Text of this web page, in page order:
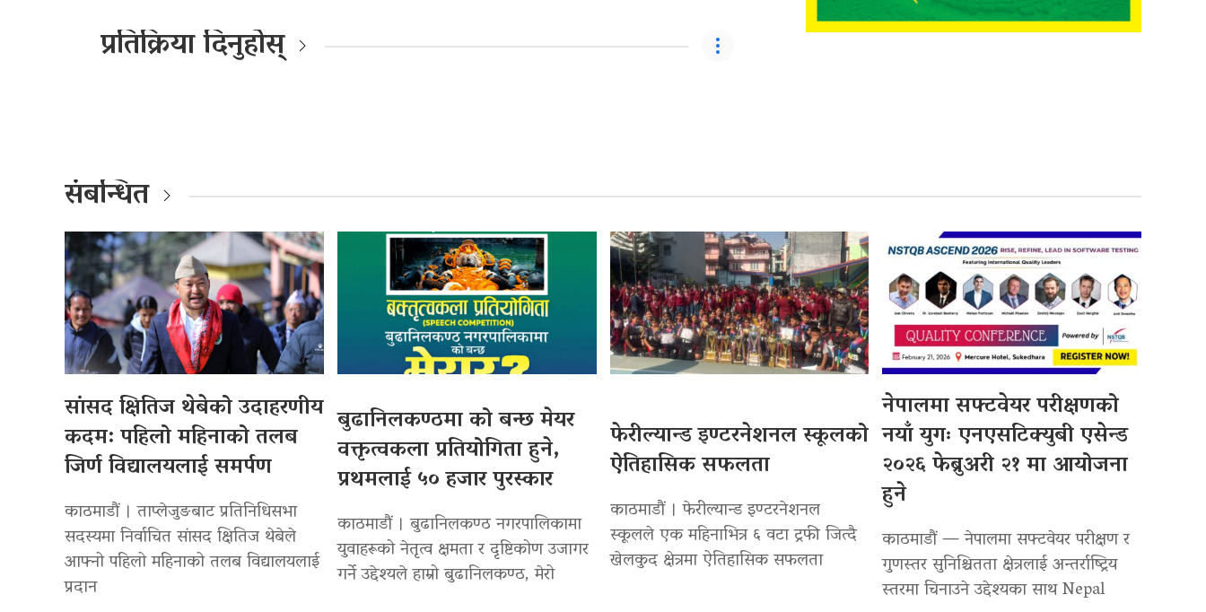
प्रतिक्रिया दिनुहोस्
संबन्धित
सांसद क्षितिज थेबेको उदाहरणीय
कदम: पहिलो महिनाको तलब
जिर्ण विद्यालयलाई समर्पण
काठमाडौं । ताप्लेजुङबाट प्रतिनिधिसभा
सदस्यमा निर्वाचित सांसद क्षितिज थेबेले
आफ्नो पहिलो महिनाको तलब विद्यालयलाई
प्रदान
बुढानिलकण्ठमा को बन्छ मेयर
वक्तृत्वकला प्रतियोगिता हुने,
प्रथमलाई ५० हजार पुरस्कार
काठमाडौं । बुढानिलकण्ठ नगरपालिकामा
युवाहरूको नेतृत्व क्षमता र दृष्टिकोण उजागर
गर्ने उद्देश्यले हाम्रो बुढानिलकण्ठ, मेरो
फेरील्यान्ड इण्टरनेशनल स्कूलको
ऐतिहासिक सफलता
काठमाडौं । फेरील्यान्ड इण्टरनेशनल
स्कूलले एक महिनाभित्र ६ वटा ट्रफी जित्दै
खेलकुद क्षेत्रमा ऐतिहासिक सफलता
नेपालमा सफ्टवेयर परीक्षणको
नयाँ युगः एनएसटिक्युबी एसेन्ड
२०२६ फेब्रुअरी २१ मा आयोजना
हुने
काठमाडौं — नेपालमा सफ्टवेयर परीक्षण र
गुणस्तर सुनिश्चितता क्षेत्रलाई अन्तर्राष्ट्रिय
स्तरमा चिनाउने उद्देश्यका साथ Nepal